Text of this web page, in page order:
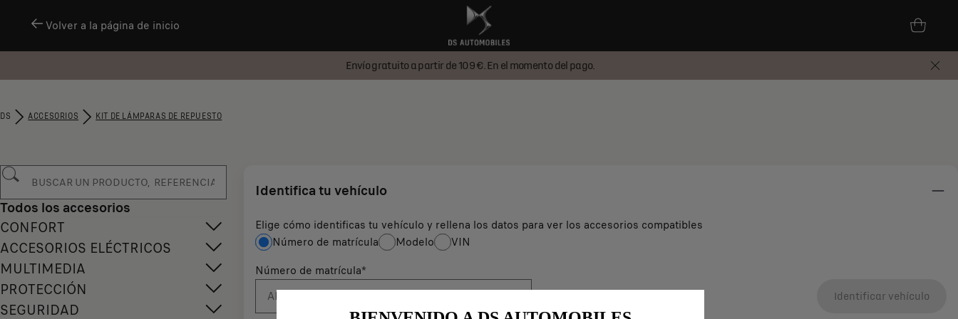
Volver a la página de inicio
Envío gratuito a partir de 109 €. En el momento del pago.
DS ACCESORIOS KIT DE LÁMPARAS DE REPUESTO
Todos los accesorios
CONFORT
ACCESORIOS ELÉCTRICOS
MULTIMEDIA
PROTECCIÓN
SEGURIDAD
Identifica tu vehículo
Elige cómo identificas tu vehículo y rellena los datos para ver los accesorios compatibles
Número de matrícula
Modelo
VIN
Número de matrícula*
Identificar vehículo